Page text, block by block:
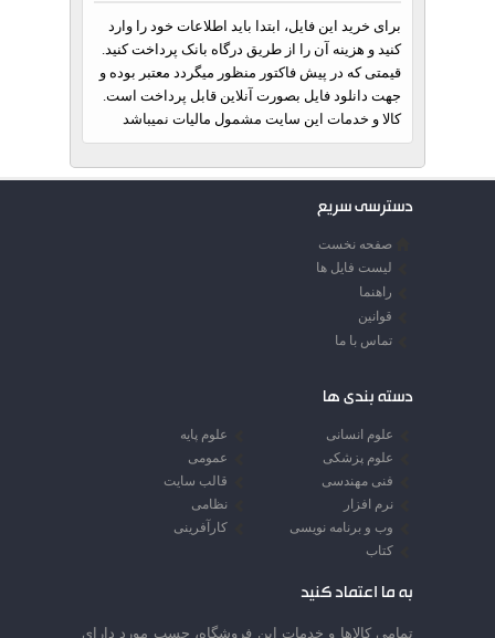
برای خرید این فایل، ابتدا باید اطلاعات خود را وارد
کنید و هزینه آن را از طریق درگاه بانک پرداخت کنید.
قیمتی که در پیش فاکتور منظور میگردد معتبر بوده و
جهت دانلود فایل بصورت آنلاین قابل پرداخت است.
کالا و خدمات این سایت مشمول مالیات نمیباشد
دسترسی سریع
صفحه نخست
لیست فایل ها
راهنما
قوانین
تماس با ما
دسته بندی ها
علوم انسانی
علوم پایه
علوم پزشکی
عمومی
فنی مهندسی
قالب سایت
نرم افزار
نظامی
وب و برنامه نویسی
کارآفرینی
کتاب
به ما اعتماد کنید
تمامي كالاها و خدمات اين فروشگاه، حسب مورد داراي